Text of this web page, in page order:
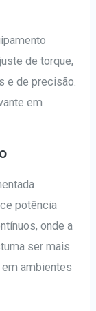
de torque,
e de precisão.
em
potência
onde a
ser mais
ambientes